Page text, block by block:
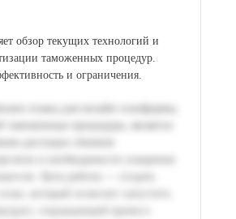
обзор текущих технологий и
таможенных процедур.
и ограничения.